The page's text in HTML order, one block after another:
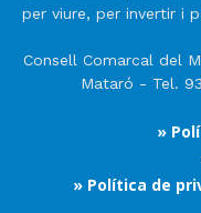
per viure, per invertir i
Consell Comarcal del
Mataró - Tel.
»
» Política de